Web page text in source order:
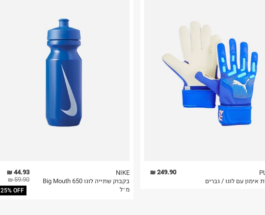
באתר בלבד
בלבד. לא ניתן
44.93 ₪
59.90 ₪
25% OFF
NIKE
בקבוק שתייה לוגו Big Mouth 650
מ״ל
249.90 ₪
אימון עם לוגו / גברים